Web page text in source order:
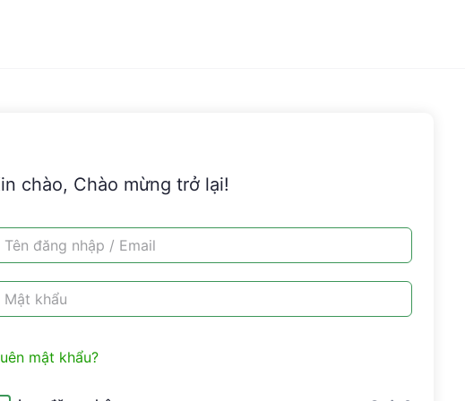
chào, Chào mừng trở lại!
mật khẩu?